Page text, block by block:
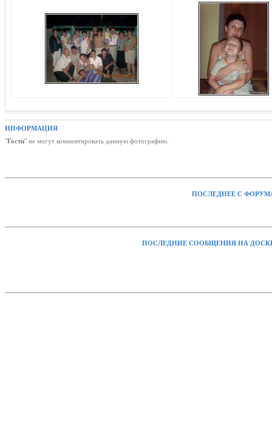
ИНФОРМАЦИЯ
"Гости" не могут комментировать данную фотографию.
ПОСЛЕДНЕЕ С
ПОСЛЕДНИЕ СООБЩЕНИЯ НА